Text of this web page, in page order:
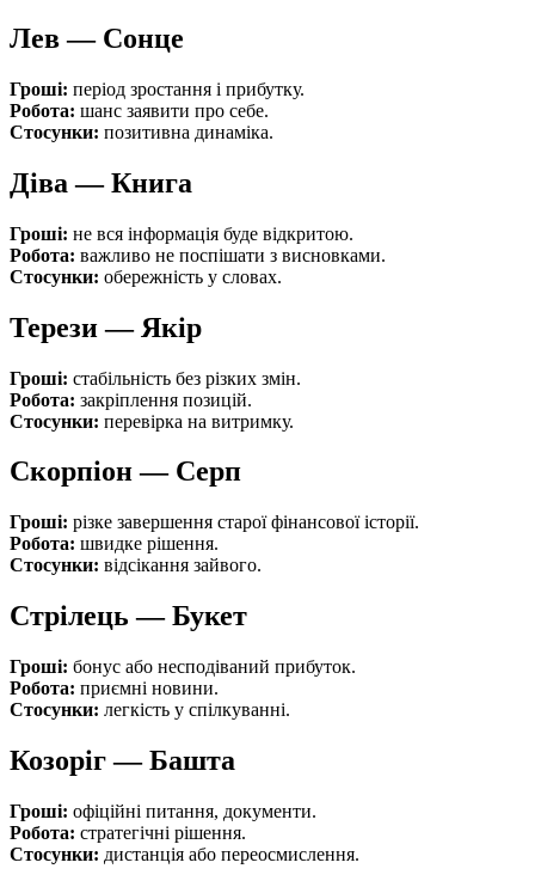
Лев — Сонце
Гроші: період зростання і прибутку.
Робота: шанс заявити про себе.
Стосунки: позитивна динаміка.
Діва — Книга
Гроші: не вся інформація буде відкритою.
Робота: важливо не поспішати з висновками.
Стосунки: обережність у словах.
Терези — Якір
Гроші: стабільність без різких змін.
Робота: закріплення позицій.
Стосунки: перевірка на витримку.
Скорпіон — Серп
Гроші: різке завершення старої фінансової історії.
Робота: швидке рішення.
Стосунки: відсікання зайвого.
Стрілець — Букет
Гроші: бонус або несподіваний прибуток.
Робота: приємні новини.
Стосунки: легкість у спілкуванні.
Козоріг — Башта
Гроші: офіційні питання, документи.
Робота: стратегічні рішення.
Стосунки: дистанція або переосмислення.